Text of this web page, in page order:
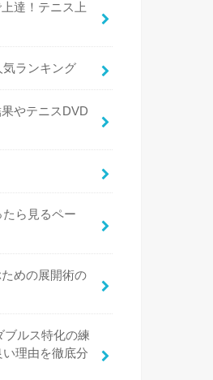
達！テニス上
気ランキング
やテニスDVD
ら見るペー
めの展開術の
ブルス特化の練
理由を徹底分